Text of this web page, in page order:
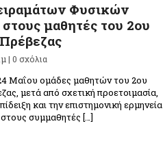
Φυσικών
μαθητές του 2ου
|0 σχόλια
Μαΐου ομάδες μαθητών του 2ου
μετά από σχετική προετοιμασία,
και την επιστημονική ερμηνεία
συμμαθητές […]